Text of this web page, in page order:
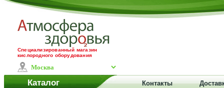
Специализированный магазин
кислородного оборудования
Каталог Контакты